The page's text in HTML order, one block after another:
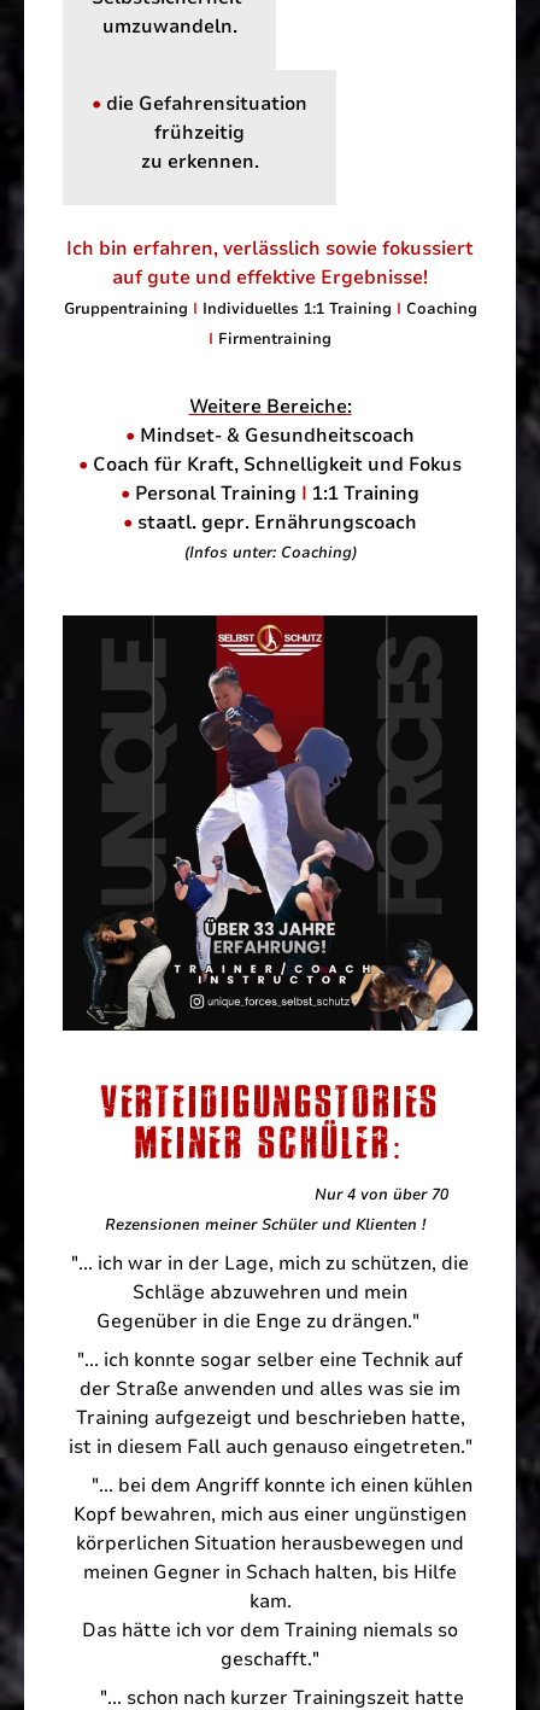
umzuwandeln.
• die Gefahrensituation
frühzeitig
zu erkennen.
Ich bin erfahren, verlässlich sowie fokussiert
auf gute und effektive Ergebnisse!
Gruppentraining I Individuelles 1:1 Training I Coaching
I Firmentraining
Weitere Bereiche:
• Mindset- & Gesundheitscoach
• Coach für Kraft, Schnelligkeit und Fokus
• Personal Training I 1:1 Training
• staatl. gepr. Ernährungscoach
(Infos unter: Coaching)
VERTEIDIGUNGSTORIES
MEINER SCHÜLER:
Nur 4 von über 70
Rezensionen meiner Schüler und Klienten !
"... ich war in der Lage, mich zu schützen, die
Schläge abzuwehren und mein
Gegenüber in die Enge zu drängen."
"... ich konnte sogar selber eine Technik auf
der Straße anwenden und alles was sie im
Training aufgezeigt und beschrieben hatte,
ist in diesem Fall auch genauso eingetreten."
"... bei dem Angriff konnte ich einen kühlen
Kopf bewahren, mich aus einer ungünstigen
körperlichen Situation herausbewegen und
meinen Gegner in Schach halten, bis Hilfe
kam.
Das hätte ich vor dem Training niemals so
geschafft."
"... schon nach kurzer Trainingszeit hatte